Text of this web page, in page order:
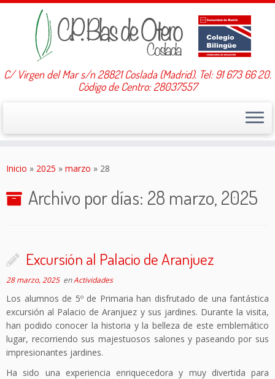
C/ Virgen del Mar s/n 28821 Coslada (Madrid). Tel: 91 673 66 20.
Código de Centro: 28037557
Inicio » 2025 » marzo » 28
Archivo por días: 28 marzo, 2025
Excursión al Palacio de Aranjuez
28 marzo, 2025enActividades
Los alumnos de 5º de Primaria han disfrutado de una fantástica
excursión al Palacio de Aranjuez y sus jardines. Durante la visita,
han podido conocer la historia y la belleza de este emblemático
lugar, recorriendo sus majestuosos salones y paseando por sus
impresionantes jardines.
Ha sido una experiencia enriquecedora y muy divertida para